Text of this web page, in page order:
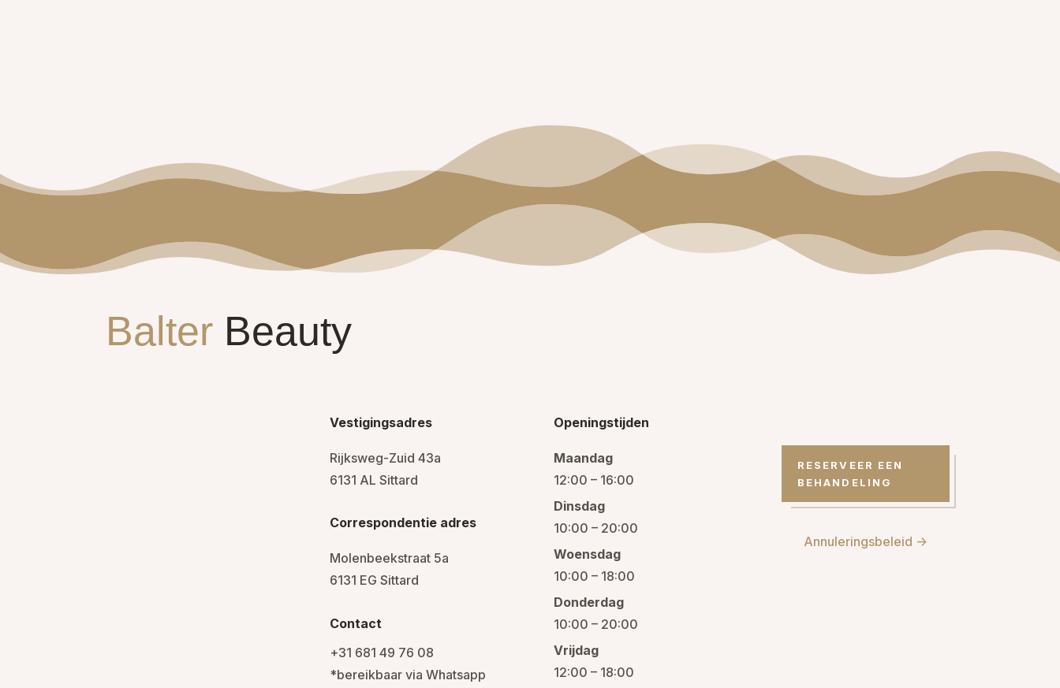
Balter Beauty
Vestigingsadres
Rijksweg-Zuid 43a
6131 AL Sittard
Correspondentie adres
Molenbeekstraat 5a
6131 EG Sittard
Contact
+31 681 49 76 08
*bereikbaar via Whatsapp
Openingstijden
Maandag
12:00 – 16:00
Dinsdag
10:00 – 20:00
Woensdag
10:00 – 18:00
Donderdag
10:00 – 20:00
Vrijdag
12:00 – 18:00
RESERVEER EEN
BEHANDELING
Annuleringsbeleid ->